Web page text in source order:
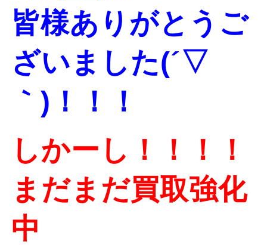
皆様ありがとうご
ざいました(´▽
｀)！！！
しかーし！！！！
まだまだ買取強化
中